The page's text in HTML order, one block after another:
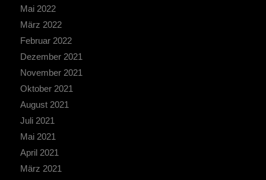
Mai 2022
März 2022
Februar 2022
Dezember 2021
November 2021
Oktober 2021
August 2021
Juli 2021
Mai 2021
April 2021
März 2021